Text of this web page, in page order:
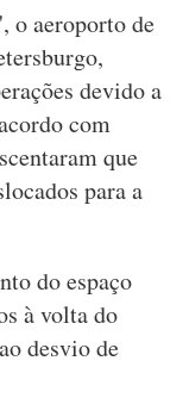
o aeroporto de
devido a
com
que
para a
do espaço
à volta do
desvio de